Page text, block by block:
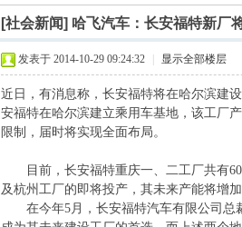
[社会新闻] 哈飞汽车：长安福特新厂
发表于 2014-10-29 09:24:32 显示全部楼层
近日，有消息称，长安福特将在哈尔滨建
安福特在哈尔滨建立乘用车基地，该工厂
限制，届时将实现全面布局。
目前，长安福特重庆一、二工厂共有60
及杭州工厂的即将投产，其未来产能将增
在今年5月，长安福特汽车有限公司总